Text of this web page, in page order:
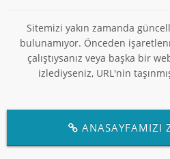
Sitemizi yakın zamanda
bulunamıyor. Önceden
çalıştıysanız veya başka bir
izlediyseniz, URL'nin
ANASAYFAMIZI